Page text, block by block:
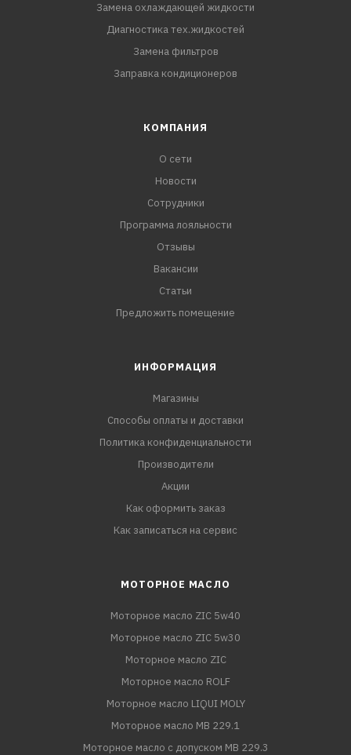
Замена охлаждающей жидкости
Диагностика тех.жидкостей
Замена фильтров
Заправка кондиционеров
КОМПАНИЯ
О сети
Новости
Сотрудники
Программа лояльности
Отзывы
Вакансии
Статьи
Предложить помещение
ИНФОРМАЦИЯ
Магазины
Способы оплаты и доставки
Политика конфиденциальности
Производители
Акции
Как оформить заказ
Как записаться на сервис
МОТОРНОЕ МАСЛО
Моторное масло ZIC 5w40
Моторное масло ZIC 5w30
Моторное масло ZIC
Моторное масло ROLF
Моторное масло LIQUI MOLY
Моторное масло MB 229.1
Моторное масло с допуском MB 229.3